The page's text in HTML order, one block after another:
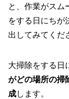
と、作業がスム
をする日にちが
出してみてくだ
大掃除をする日
がどの場所の掃
成します。